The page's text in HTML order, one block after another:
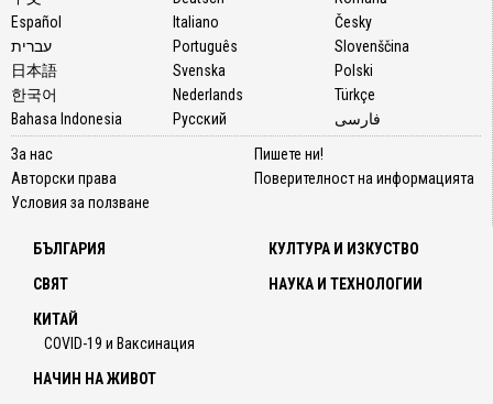
Español
עברית
日本語
한국어
Bahasa Indonesia
Italiano
Português
Svenska
Nederlands
Русский
Česky
Slovenščina
Polski
Türkçe
فارسی
За нас
Авторски права
Условия за ползване
Пишете ни!
Поверителност на информацията
БЪЛГАРИЯ
СВЯТ
КИТАЙ
COVID-19 и Ваксинация
КУЛТУРА И ИЗКУСТВО
НАУКА И ТЕХНОЛОГИИ
НАЧИН НА ЖИВОТ